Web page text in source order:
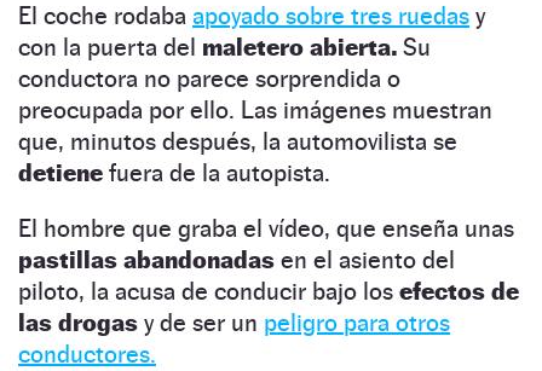
El coche rodaba apoyado sobre tres ruedas y
con la puerta del maletero abierta. Su
conductora no parece sorprendida o
preocupada por ello. Las imágenes muestran
que, minutos después, la automovilista se
detiene fuera de la autopista.
El hombre que graba el vídeo, que enseña unas
pastillas abandonadas en el asiento del
piloto, la acusa de conducir bajo los efectos de
las drogas y de ser un peligro para otros
conductores.